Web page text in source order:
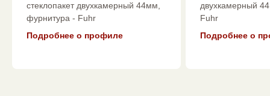
стеклопакет двухкамерный 44мм,
фурнитура - Fuhr
Подробнее о профиле
двухкамерный
Fuhr
Подробнее о